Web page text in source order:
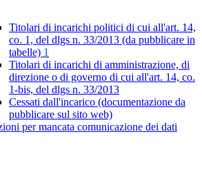
Titolari di incarichi politici di cui all'art. 14,
co. 1, del dlgs n. 33/2013 (da pubblicare in
tabelle) 1
Titolari di incarichi di amministrazione, di
direzione o di governo di cui all'art. 14, co.
1-bis, del dlgs n. 33/2013
Cessati dall'incarico (documentazione da
pubblicare sul sito web)
per mancata comunicazione dei dati